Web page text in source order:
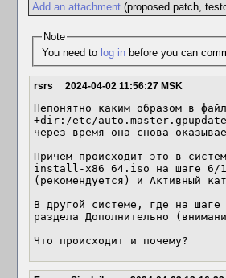
Add an attachment(proposed patch,
Note
You need to log in before you can
rsrs 2024-04-02 11:56:27 MSK
Непонятно каким образом в
+dir:/etc/
через время она снова
Причем происходит это в
install-x86_64.iso на шаге 6/13
(рекомендуется) и Активный
В другой системе, где на
раздела Дополнительно
Что происходит и почему?